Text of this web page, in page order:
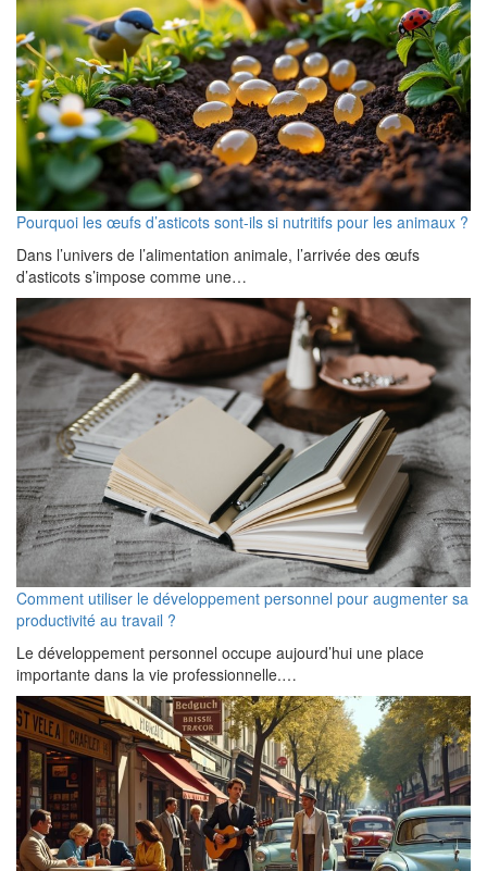
Pourquoi les œufs d’asticots sont-ils si nutritifs pour les animaux ?
Dans l’univers de l’alimentation animale, l’arrivée des œufs
d’asticots s’impose comme une…
Comment utiliser le développement personnel pour augmenter sa
productivité au travail ?
Le développement personnel occupe aujourd’hui une place
importante dans la vie professionnelle.…